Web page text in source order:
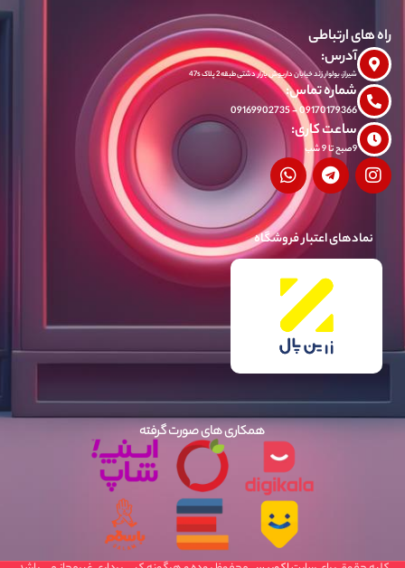
نمادهای اعتبار فروشگاه
همکاری های صورت گرفته
راه های ارتباطی
آدرس:
شیراز، بولوار زند خیابان داریوش بازار دشتی طبقه 2 پلاک 47s
شماره تماس:
09170179366 - 09169902735
ساعت کاری:
9صبح تا 9 شب